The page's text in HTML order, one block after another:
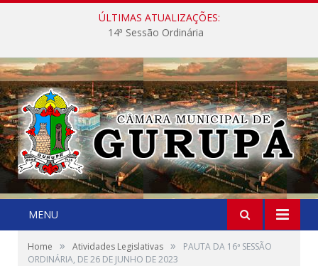
ÚLTIMAS ATUALIZAÇÕES:
14ª Sessão Ordinária
MENU
Home » Atividades Legislativas »
PAUTA DA 16ª SESSÃO
ORDINÁRIA, DE 26 DE JUNHO DE 2023